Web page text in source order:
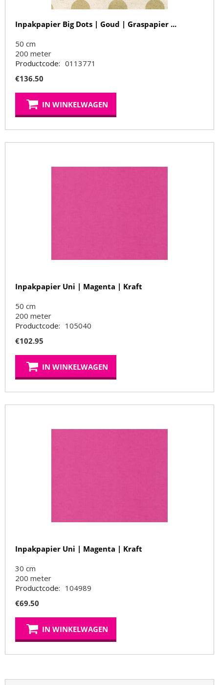
Inpakpapier Big Dots | Goud | Graspapier ...
50 cm
200 meter
Productcode: 0113771
€136.50
IN WINKELWAGEN
Inpakpapier Uni | Magenta | Kraft
50 cm
200 meter
Productcode: 105040
€102.95
IN WINKELWAGEN
Inpakpapier Uni | Magenta | Kraft
30 cm
200 meter
Productcode: 104989
€69.50
IN WINKELWAGEN